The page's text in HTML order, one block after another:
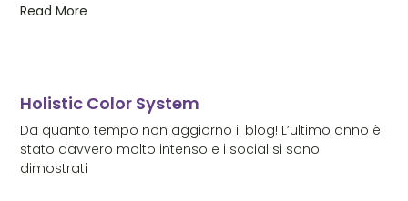
Read More
Holistic Color System
Da quanto tempo non aggiorno il blog! L’ultimo anno è
stato davvero molto intenso e i social si sono
dimostrati